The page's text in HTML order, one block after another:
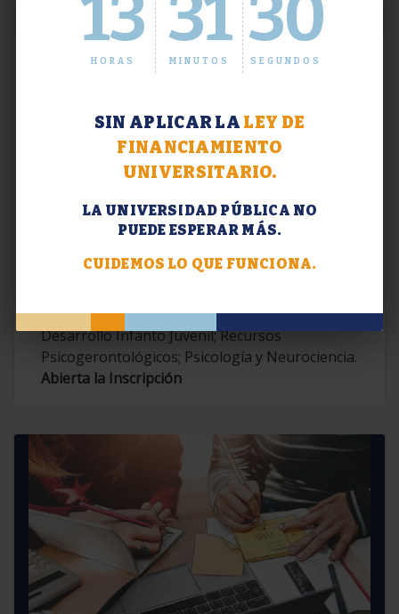
13
HORAS
31
MINUTOS
31
SEGUNDOS
SIN APLICAR LA LEY DE
FINANCIAMIENTO
UNIVERSITARIO.
LA UNIVERSIDAD PÚBLICA NO
PUEDE ESPERAR MÁS.
CUIDEMOS LO QUE FUNCIONA.
Extensión. Diplomaturas 2026.
Contemporáneas; Problemáticas en el
Desarrollo Infanto Juvenil; Recursos
Psicogerontológicos; Psicología y Neurociencia.
Abierta la Inscripción